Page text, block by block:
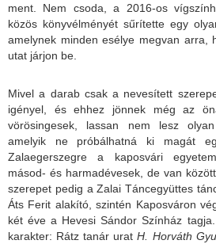
ment. Nem csoda, a 2016-os
közös könyvélményét sűrítette egy
amelynek minden esélye megvan arra,
utat járjon be.
Mivel a darab csak a nevesített
igényel, és ehhez jönnek még az
vörösingesek, lassan nem lesz olyan
amelyik ne próbálhatná ki magát
Zalaegerszegre a kaposvári
másod- és harmadévesek, de van
szerepet pedig a Zalai Táncegyüttes
Áts Ferit alakító, szintén Kaposváron
két éve a Hevesi Sándor Színház
karakter: Rátz tanár uratH. Horváth